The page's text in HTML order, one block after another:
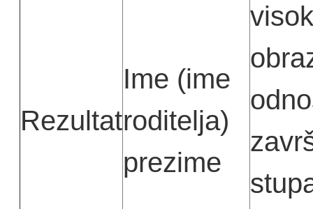
Rezultat
Ime (ime
roditelja)
prezime